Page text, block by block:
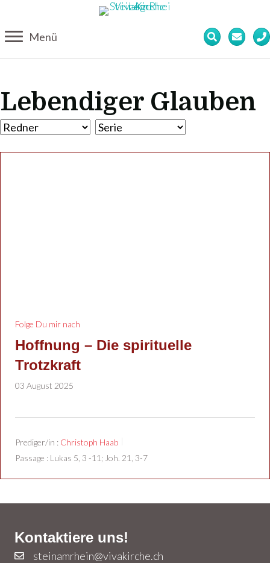
Menü
Lebendiger Glauben
Folge Du mir nach
Hoffnung – Die spirituelle
Trotzkraft
03 August 2025
Prediger/in : Christoph Haab
Passage : Lukas 5, 3 -11; Joh. 21, 3-7
Kontaktiere uns!
steinamrhein@vivakirche.ch